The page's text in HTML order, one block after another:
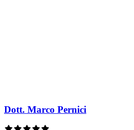
Dott. Marco Pernici